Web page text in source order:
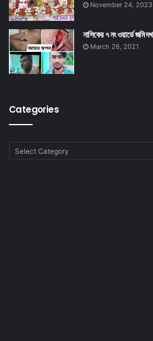
November 24, 2023
নাসিকের ৭ নং ওয়ার্ডে জমি
March 26, 2021
Categories
Categories